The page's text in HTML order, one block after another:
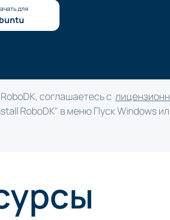
для
соглашаетесь с
RoboDK" в меню Пуск Windows